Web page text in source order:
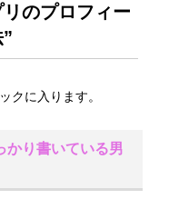
のプロフィー
クに入ります。
かり書いている男